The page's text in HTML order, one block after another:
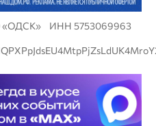
ИНН 5753069963